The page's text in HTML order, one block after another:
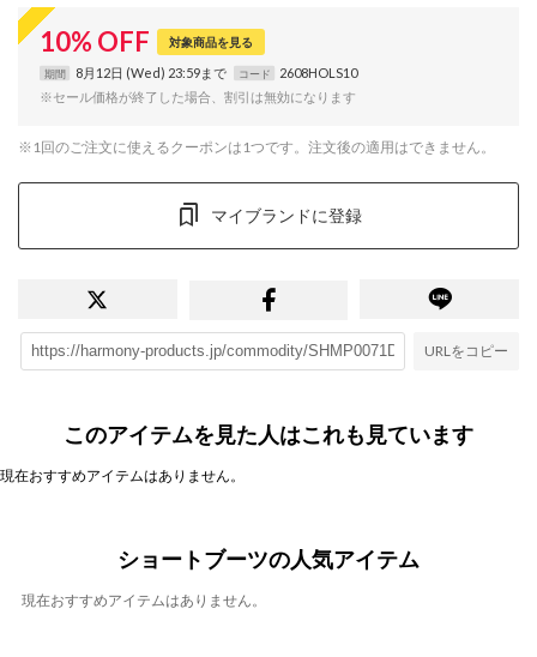
10% OFF 対象商品を見る
期間 8月12日 (Wed) 23:59まで コード
2608HOLS10
※セール価格が終了した場合、割引は無効になります
※1回のご注文に使えるクーポンは1つです。注文後の適用はできません。
マイブランドに登録
URLをコピー
このアイテムを見た人はこれも見ています
現在おすすめアイテムはありません。
ショートブーツの人気アイテム
現在おすすめアイテムはありません。